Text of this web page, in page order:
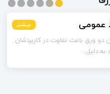
بیشتر
بیشتر
فکر می‌کردم ورق قلع‌اندود
تفاو...
بیشتر
بیشتر
بیشتر
بیشتر